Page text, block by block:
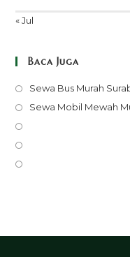
« Jul
Baca Juga
Sewa Bus Murah
Sewa Mobil Mewah
tab